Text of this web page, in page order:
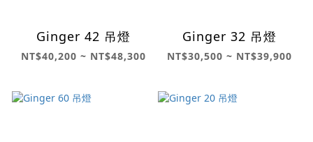
Ginger 42 吊燈
NT$40,200 ~ NT$48,300
Ginger 32 吊燈
NT$30,500 ~ NT$39,900